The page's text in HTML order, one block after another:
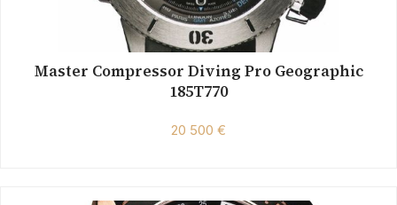
Master Compressor Diving Pro Geographic
185T770
20 500 €